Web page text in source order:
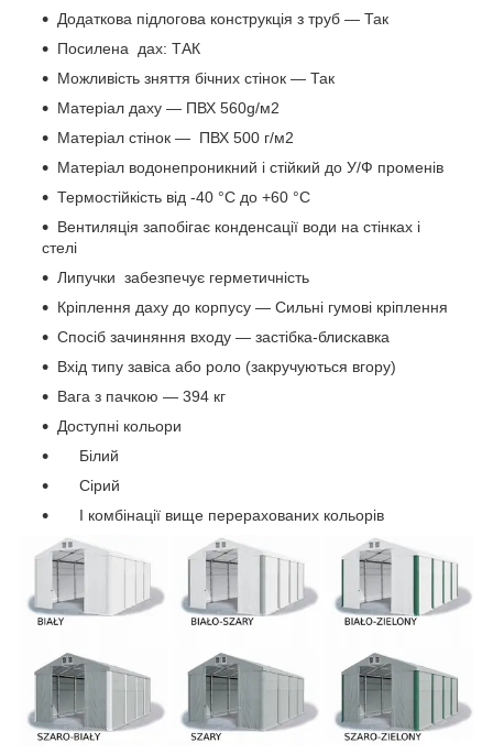
Додаткова підлогова конструкція з труб — Так
Посилена дах: ТАК
Можливість зняття бічних стінок — Так
Матеріал даху — ПВХ 560g/м2
Матеріал стінок — ПВХ 500 г/м2
Матеріал водонепроникний і стійкий до У/Ф променів
Термостійкість від -40 °C до +60 °C
Вентиляція запобігає конденсації води на стінках і
стелі
Липучки забезпечує герметичність
Кріплення даху до корпусу — Сильні гумові кріплення
Спосіб зачиняння входу — застібка-блискавка
Вхід типу завіса або роло (закручуються вгору)
Вага з пачкою — 394 кг
Доступні кольори
Білий
Сірий
І комбінації вище перерахованих кольорів